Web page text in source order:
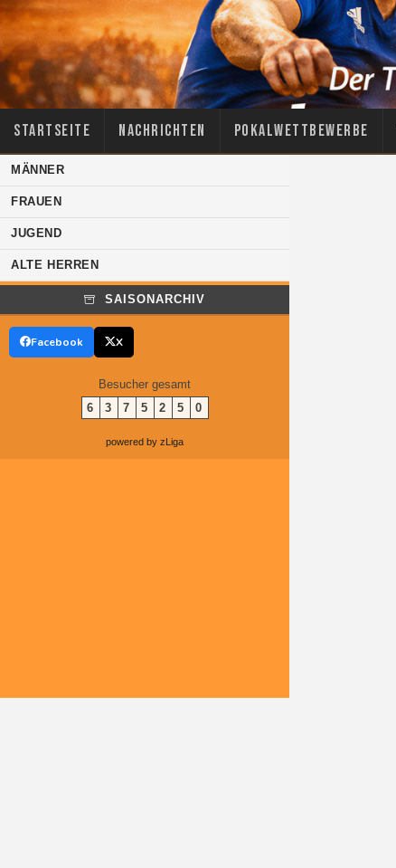
Startseite Nachrichten Pokalwettbewerbe
MÄNNER
FRAUEN
JUGEND
ALTE HERREN
SAISONARCHIV
Facebook X
Besucher gesamt
6
3 7 5 2 5 0
powered by zLiga